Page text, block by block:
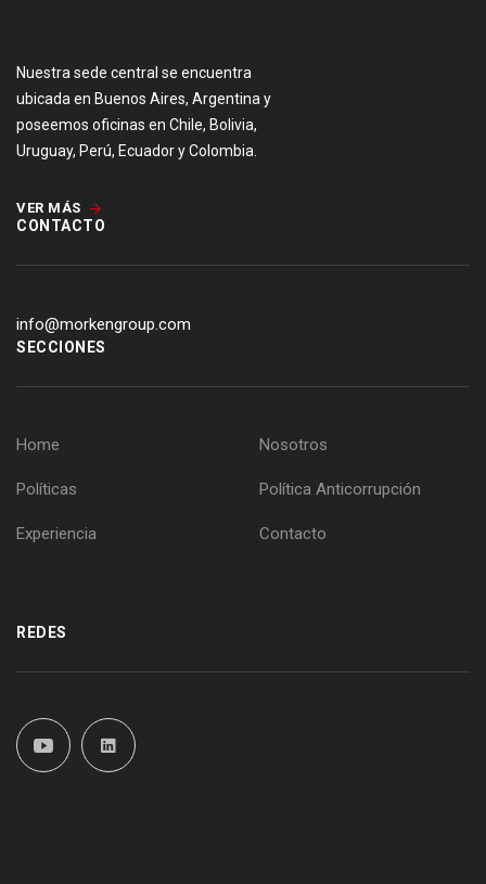
Nuestra sede central se encuentra
ubicada en Buenos Aires, Argentina y
poseemos oficinas en Chile, Bolivia,
Uruguay, Perú, Ecuador y Colombia.
VER MÁS
CONTACTO
info@morkengroup.com
SECCIONES
Home Nosotros
Políticas Política Anticorrupción
Experiencia Contacto
REDES